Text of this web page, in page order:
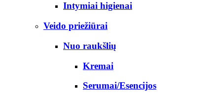
Intymiai higienai
Veido priežiūrai
Nuo raukšlių
Kremai
Serumai/Esencijos